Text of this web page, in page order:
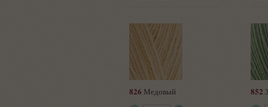
826 Медовый 852